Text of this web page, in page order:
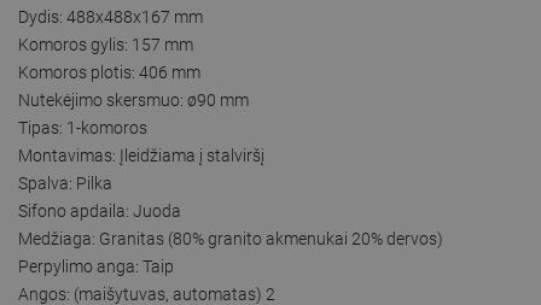
Dydis: 488x488x167 mm
Komoros gylis: 157 mm
Komoros plotis: 406 mm
Nutekėjimo skersmuo: ø90 mm
Tipas: 1-komoros
Montavimas: Įleidžiama į stalviršį
Spalva: Pilka
Sifono apdaila: Juoda
Medžiaga: Granitas (80% granito akmenukai 20% dervos)
Perpylimo anga: Taip
Angos: (maišytuvas, automatas) 2